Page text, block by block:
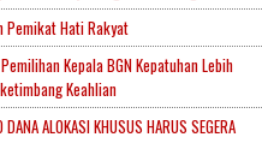
Pemikat Hati Rakyat
Kepala BGN Kepatuhan Lebih
Keahlian
DANA ALOKASI KHUSUS HARUS SEGERA